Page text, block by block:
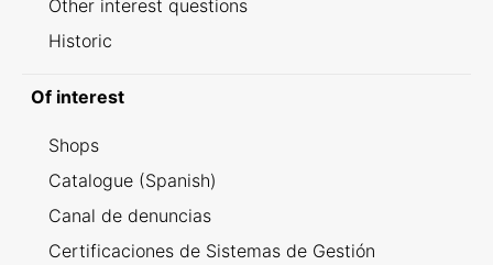
Other interest questions
Historic
Of interest
Shops
Catalogue (Spanish)
Canal de denuncias
Certificaciones de Sistemas de Gestión